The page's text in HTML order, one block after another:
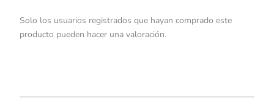
Solo los usuarios registrados que hayan comprado este
producto pueden hacer una valoración.